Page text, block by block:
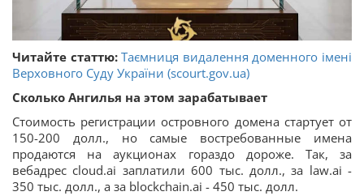
Читайте статтю:Таємниця видалення доменного імені
Верховного Суду України (scourt.gov.ua)
Сколько Ангилья на этом зарабатывает
Стоимость регистрации островного домена стартует от
150-200 долл., но самые востребованные имена
продаются на аукционах гораздо дороже. Так, за
вебадрес cloud.ai заплатили 600 тыс. долл., за law.ai -
350 тыс. долл., а за blockchain.ai - 450 тыс. долл.